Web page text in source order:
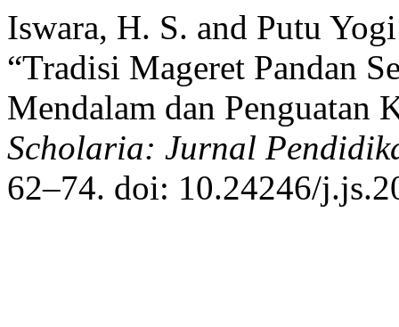
Iswara, H. S. and Putu
“Tradisi Mageret Pandan
Mendalam dan Penguatan
Scholaria: Jurnal
62–74. doi: 10.24246/